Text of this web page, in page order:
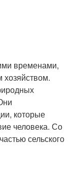
временами,
хозяйством.
которые
человека. Со
сельского